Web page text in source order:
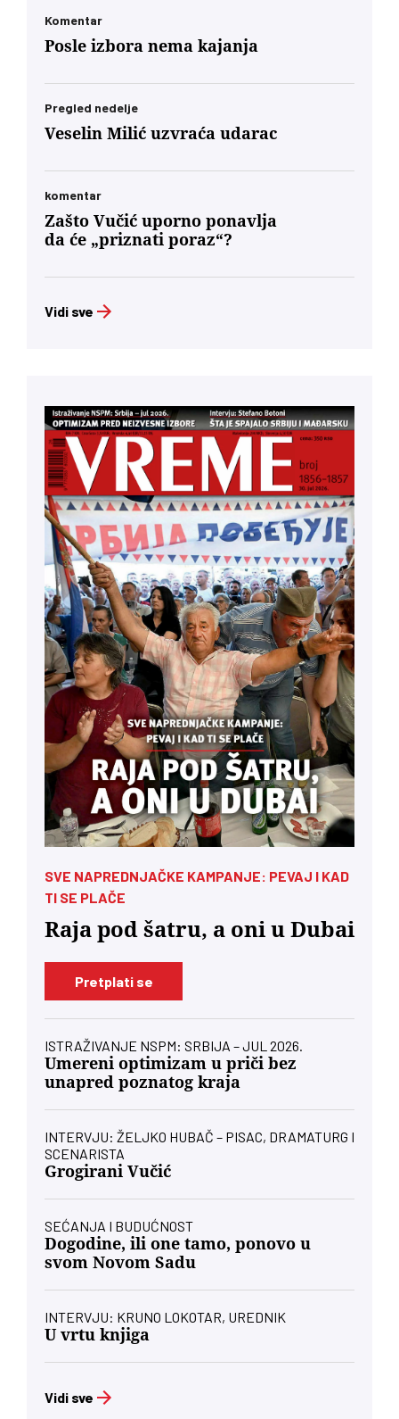
Komentar
Posle izbora nema kajanja
Pregled nedelje
Veselin Milić uzvraća udarac
komentar
Zašto Vučić uporno ponavlja
da će „priznati poraz“?
Vidi sve
SVE NAPREDNJAČKE KAMPANJE: PEVAJ I KAD
TI SE PLAČE
Raja pod šatru, a oni u Dubai
Pretplati se
ISTRAŽIVANJE NSPM: SRBIJA – JUL 2026.
Umereni optimizam u priči bez
unapred poznatog kraja
INTERVJU: ŽELJKO HUBAČ – PISAC, DRAMATURG I
SCENARISTA
Grogirani Vučić
SEĆANJA I BUDUĆNOST
Dogodine, ili one tamo, ponovo u
svom Novom Sadu
INTERVJU: KRUNO LOKOTAR, UREDNIK
U vrtu knjiga
Vidi sve